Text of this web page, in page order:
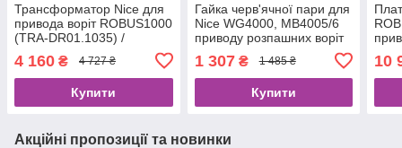
Трансформатор Nice для
привода воріт ROBUS1000
(TRA-DR01.1035) /
4 160 ₴ 4 727 ₴
Купити
Гайка черв'ячної пари для
Nice WG4000, MB4005/6
приводу розпашних воріт
1 307₴ 1 485 ₴
Купити
10
Акційні пропозиції та новинки